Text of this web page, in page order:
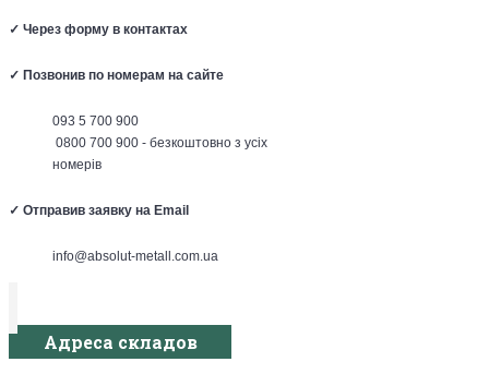
✓ Через форму в контактах
✓ Позвонив по номерам на сайте
093 5 700 900
0800 700 900 - безкоштовно з усіх
номерів
✓ Отправив заявку на Email
info@absolut-metall.com.ua
Адреса складов